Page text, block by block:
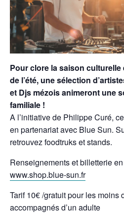
Pour clore la saison culturelle
de l’été, une sélection
et Djs mézois animeront une
familiale !
A l’initiative de Philippe Curé,
en partenariat avec Blue Sun.
retrouvez foodtruks et stands.
Renseignements et billetterie
www.shop.blue-sun.fr
Tarif 10€ /gratuit pour les moins
accompagnés d’un adulte